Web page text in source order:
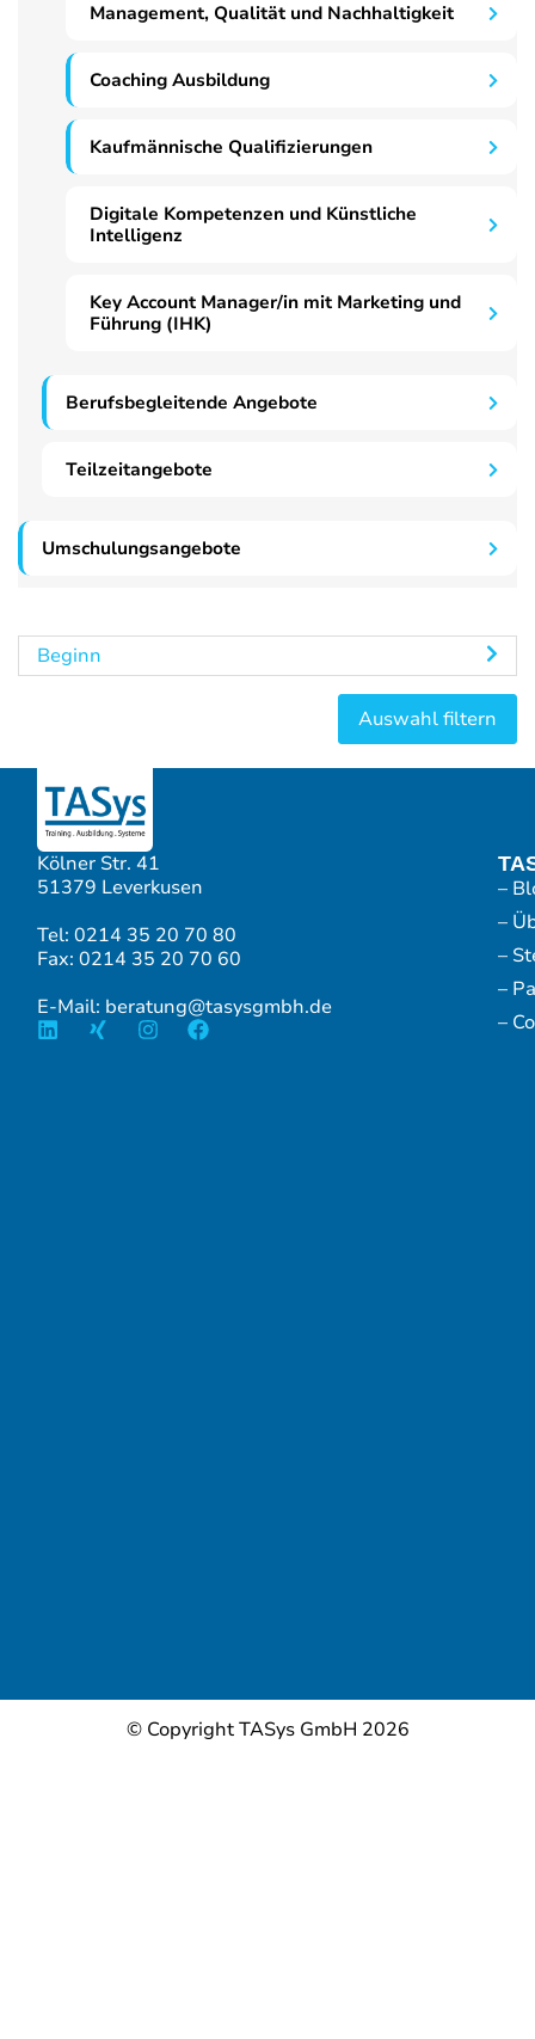
Management, Qualität und Nachhaltigkeit
Coaching Ausbildung
Kaufmännische Qualifizierungen
Digitale Kompetenzen und Künstliche
Intelligenz
Key Account Manager/in mit Marketing und
Führung (IHK)
Berufsbegleitende Angebote
Teilzeitangebote
Umschulungsangebote
Beginn
Kölner Str. 41
51379 Leverkusen
Tel: 0214 35 20 70 80
Fax: 0214 35 20 70 60
E-Mail: beratung@tasysgmbh.de
–
–
–
–
–
© Copyright TASys GmbH 2026